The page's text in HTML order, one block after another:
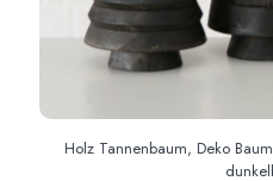
Holz Tannenbaum, Deko